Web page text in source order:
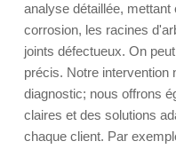
analyse détaillée,
corrosion, les racines
joints défectueux. On
précis. Notre intervention
diagnostic; nous offrons
claires et des solutions
chaque client. Par